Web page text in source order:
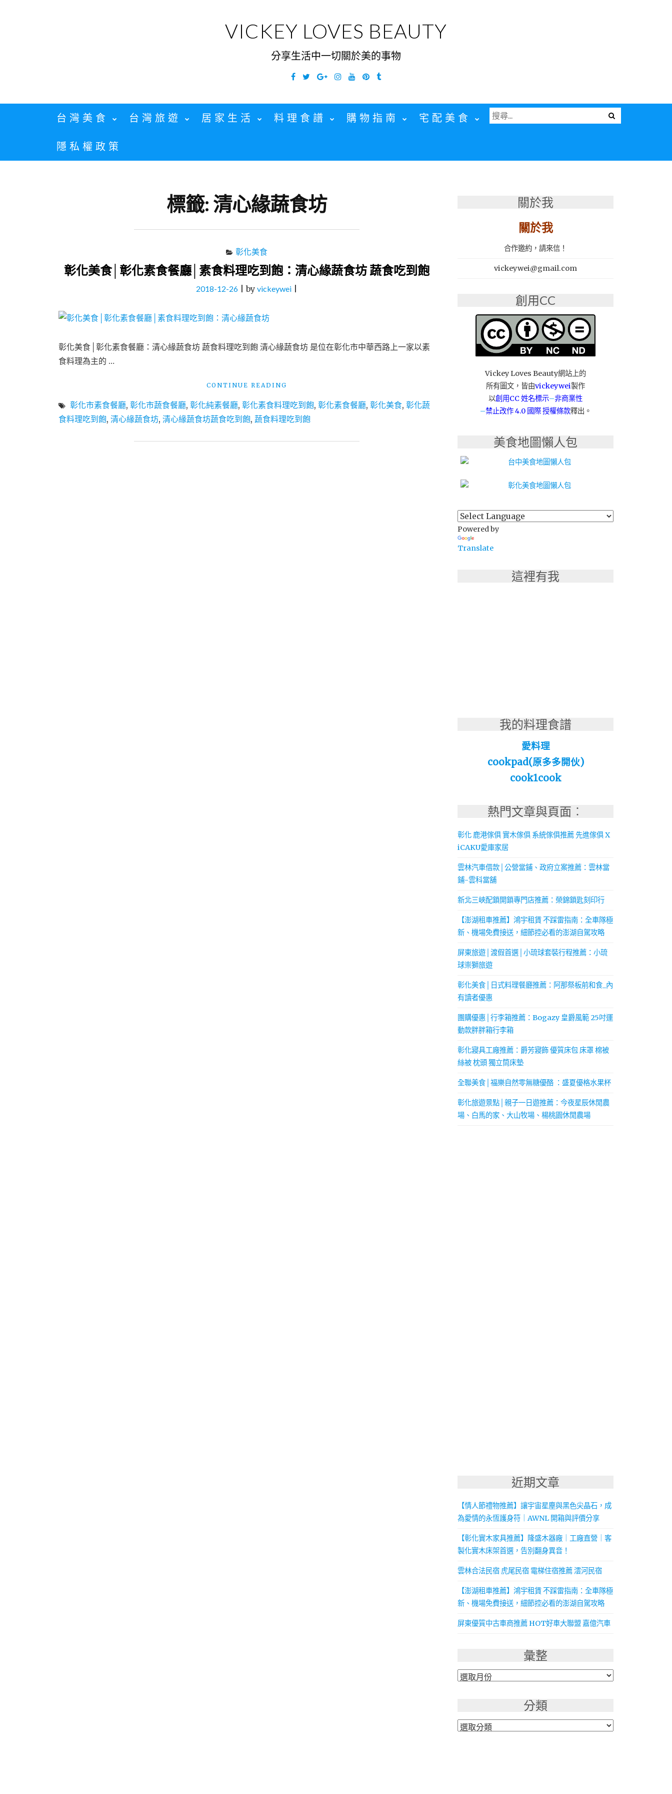
VICKEY LOVES BEAUTY
分享生活中一切關於美的事物
Facebook
TwitterGoogleInstagramYouTubePinterest
Tumblr
台灣美食 台灣旅遊 居家生活 料理食譜 購物指南 宅配美食
隱私權政策
Menu
搜
尋
標籤: 清心緣蔬食坊
彰化美食
彰化美食│彰化素食餐廳│素食料理吃到飽：清心緣蔬食坊 蔬食吃到飽
2018-12-26 |by vickeywei
彰化美食│彰化素食餐廳：清心緣蔬食坊 蔬食料理吃到飽 清心緣蔬食坊 是位在彰化市中華西路上一家以素
食料理為主的 …
CONTINUE READING
美
食
彰化市素食餐廳, 彰化市蔬食餐廳, 彰化純素餐廳, 彰化素食料理吃到飽, 彰化素食餐廳, 彰化美食, 彰化蔬
食料理吃到飽, 清心緣蔬食坊, 清心緣蔬食坊蔬食吃到飽, 蔬食料理吃到飽
關於我
關於我
合作邀約，請來信！
vickeywei@gmail.com
創用CC
Vickey Loves Beauty網站上的
所有圖文，皆由vickeywei製作
以創用CC 姓名標示–非商業性
–禁止改作4.0 國際 授權條款釋出。
美食地圖懶人包
Powered by
Translate
這裡有我
我的料理食譜
愛料理
cookpad(原多多開伙)
cook1cook
熱門文章與頁面︰
彰化 鹿港傢俱 實木傢俱 系統傢俱推薦 先進傢俱 X
iCAKU愛庫家居
雲林汽車借款│公營當鋪、政府立案推薦：雲林當
鋪-雲科當舖
新北三峽配鎖開鎖專門店推薦：榮錦鎖匙刻印行
【澎湖租車推薦】鴻宇租賃 不踩雷指南：全車隊極
新、機場免費接送，細節控必看的澎湖自駕攻略
屏東旅遊│渡假首選│小琉球套裝行程推薦：小琉
球崇獅旅遊
彰化美食│日式料理餐廳推薦：阿那祭板前和食_內
有讀者優惠
團購優惠│行李箱推薦：Bogazy 皇爵風範 25吋運
動款胖胖箱行李箱
彰化寢具工廠推薦：爵芳寢飾 優質床包 床罩 棉被
絲被 枕頭 獨立筒床墊
全聯美食│福樂自然零無糖優酪 ：盛夏優格水果杯
彰化旅遊景點│親子一日遊推薦：今夜星辰休閒農
場、白馬的家、大山牧場、楊桃園休閒農場
近期文章
【情人節禮物推薦】讓宇宙星塵與黑色尖晶石，成
為愛情的永恆護身符｜AWNL 開箱與評價分享
【彰化實木家具推薦】隆盛木器廠｜工廠直營｜客
製化實木床架首選，告別翻身異音！
雲林合法民宿 虎尾民宿 電梯住宿推薦 澐河民宿
【澎湖租車推薦】鴻宇租賃 不踩雷指南：全車隊極
新、機場免費接送，細節控必看的澎湖自駕攻略
屏東優質中古車商推薦 HOT好車大聯盟 嘉億汽車
彙整
彙
分類
分